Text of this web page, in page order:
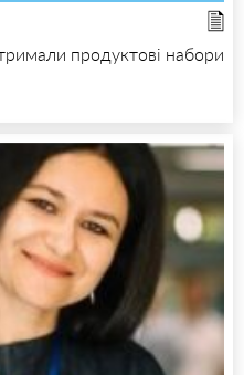
продуктові набори